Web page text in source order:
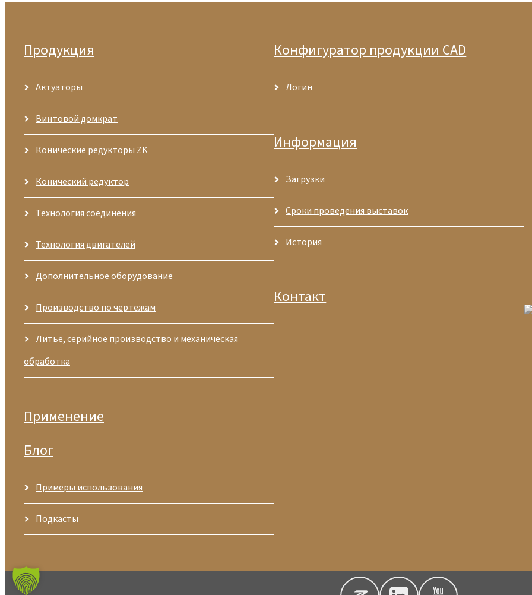
Продукция
Актуаторы
Винтовой домкрат
Конические редукторы ZK
Конический редуктор
Технология соединения
Технология двигателей
Дополнительное оборудование
Производство по чертежам
Литье, серийное производство и механическая
обработка
Применение
Блог
Примеры использования
Подкасты
Конфигуратор продукции CAD
Логин
Информация
Загрузки
Сроки проведения выставок
История
Контакт